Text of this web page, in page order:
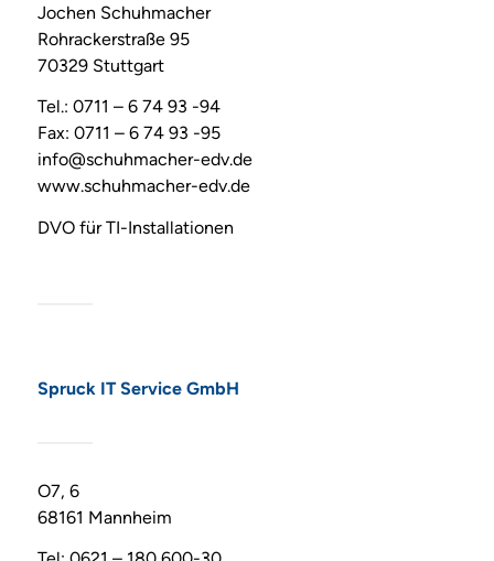
Jochen Schuhmacher
Rohrackerstraße 95
70329 Stuttgart
Tel.: 0711 – 6 74 93 -94
Fax: 0711 – 6 74 93 -95
info@schuhmacher-edv.de
www.schuhmacher-edv.de
DVO für TI-Installationen
Spruck IT Service GmbH
O7, 6
68161 Mannheim